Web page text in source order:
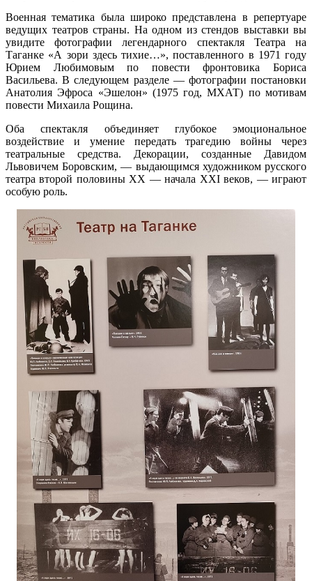
Военная тематика была широко представлена в репертуаре
ведущих театров страны. На одном из стендов выставки вы
увидите фотографии легендарного спектакля Театра на
Таганке «А зори здесь тихие…», поставленного в 1971 году
Юрием Любимовым по повести фронтовика Бориса
Васильева. В следующем разделе — фотографии постановки
Анатолия Эфроса «Эшелон» (1975 год, МХАТ) по мотивам
повести Михаила Рощина.
Оба спектакля объединяет глубокое эмоциональное
воздействие и умение передать трагедию войны через
театральные средства. Декорации, созданные Давидом
Львовичем Боровским, — выдающимся художником русского
театра второй половины XX — начала XXI веков, — играют
особую роль.